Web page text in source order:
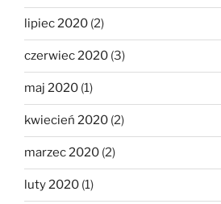
lipiec 2020 (2)
czerwiec 2020 (3)
maj 2020 (1)
kwiecień 2020 (2)
marzec 2020 (2)
luty 2020 (1)